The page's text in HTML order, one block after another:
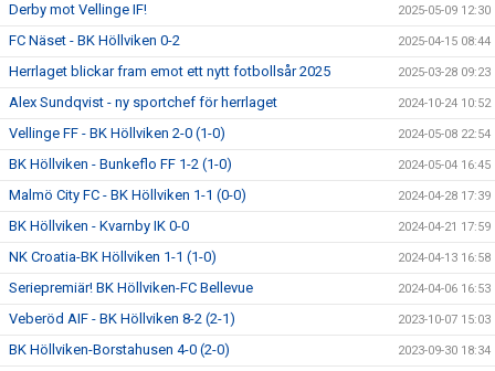
Derby mot Vellinge IF! 2025-05-09 12:30
FC Näset - BK Höllviken 0-2 2025-04-15 08:44
Herrlaget blickar fram emot ett nytt fotbollsår 2025 2025-03-28 09:23
Alex Sundqvist - ny sportchef för herrlaget 2024-10-24 10:52
Vellinge FF - BK Höllviken 2-0 (1-0) 2024-05-08 22:54
BK Höllviken - Bunkeflo FF 1-2 (1-0) 2024-05-04 16:45
Malmö City FC - BK Höllviken 1-1 (0-0) 2024-04-28 17:39
BK Höllviken - Kvarnby IK 0-0 2024-04-21 17:59
NK Croatia-BK Höllviken 1-1 (1-0) 2024-04-13 16:58
Seriepremiär! BK Höllviken-FC Bellevue 2024-04-06 16:53
Veberöd AIF - BK Höllviken 8-2 (2-1) 2023-10-07 15:03
BK Höllviken-Borstahusen 4-0 (2-0) 2023-09-30 18:34